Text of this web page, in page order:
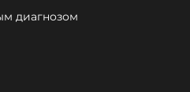
диагнозом